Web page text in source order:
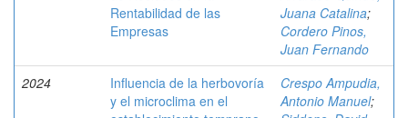
Rentabilidad de las
Empresas
Juana Catalina;
Cordero Pinos,
Juan Fernando
2024
Influencia de la herbovoría
y el microclima en el
Crespo Ampudia,
Antonio Manuel;